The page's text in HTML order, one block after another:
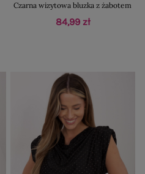
Czarna wizytowa bluzka z żabotem
84,99 zł